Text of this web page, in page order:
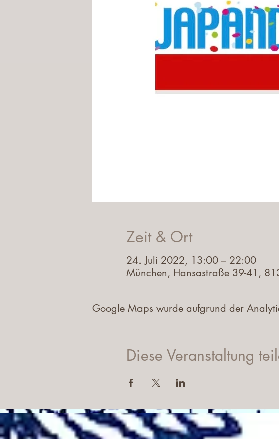
Zeit & Ort
24. Juli 2022, 13:00 – 22:00
München, Hansastraße 39-41,
Google Maps wurde aufgrund der
Diese Veranstaltung